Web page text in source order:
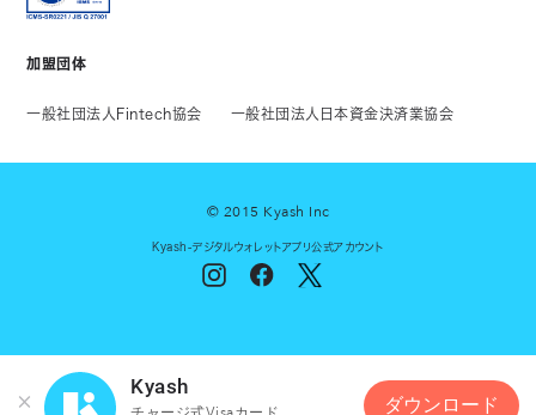
加盟団体
一般社団法人Fintech協会 一般社団法人日本資金決済業協会
© 2015 Kyash Inc
Kyash-デジタルウォレットアプリ公式アカウント
Kyash
ダウンロード